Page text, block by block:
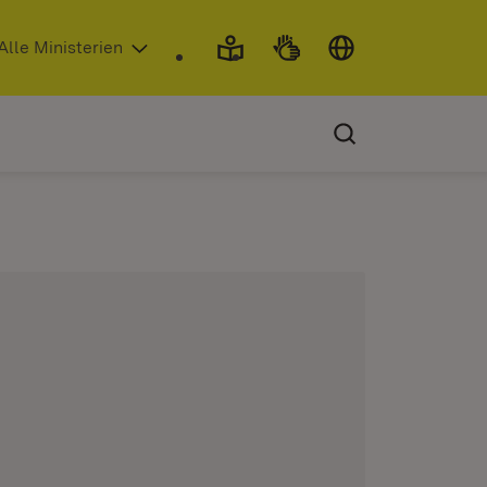
neuem Fenster)
Ministerien